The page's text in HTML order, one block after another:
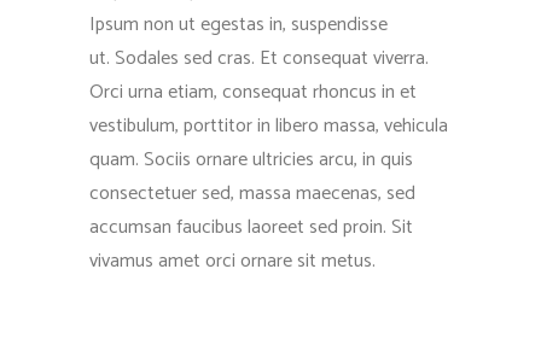
Ipsum non ut egestas in, suspendisse
ut. Sodales sed cras. Et consequat viverra.
Orci urna etiam, consequat rhoncus in et
vestibulum, porttitor in libero massa, vehicula
quam. Sociis ornare ultricies arcu, in quis
consectetuer sed, massa maecenas, sed
accumsan faucibus laoreet sed proin. Sit
vivamus amet orci ornare sit metus.